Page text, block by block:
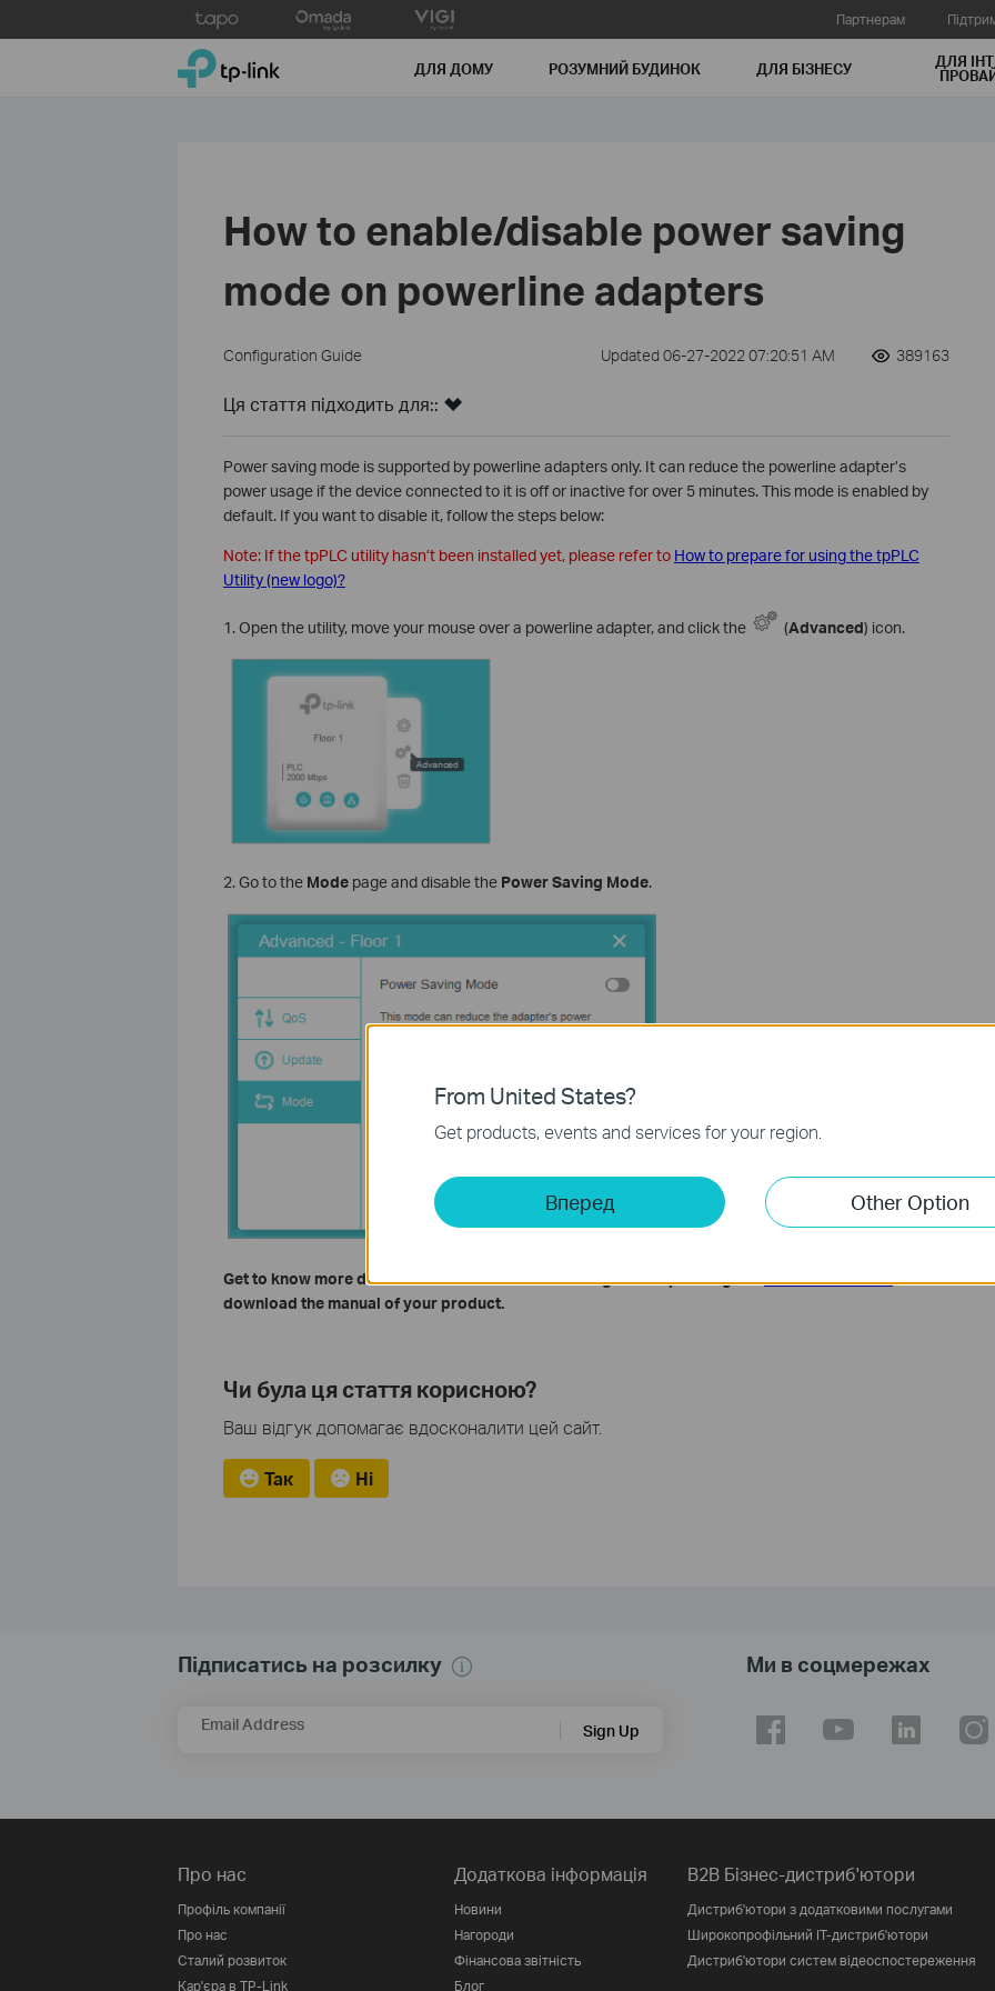
to
Партнерам
TP-Link, Reliably Smart ДЛЯ ДОМУ РОЗУМНИЙ БУДИНОК ДЛЯ БIЗНЕСУ ДЛЯ
How to enable/disable power saving
mode on powerline adapters
Configuration Guide Updated 06-27-2022 07:20:51 AM 389163
Ця стаття підходить для::
Power saving mode is supported by powerline adapters only. It can reduce the powerline adapter’s
power usage if the device connected to it is off or inactive for over 5 minutes. This mode is enabled by
default. If you want to disable it, follow the steps below:
Note: If the tpPLC utility hasn’t been installed yet, please refer to How to prepare for using the tpPLC
Utility (new logo)?
1. Open the utility, move your mouse over a powerline adapter, and click the (Advanced) icon.
2. Go to the Modepage and disable the Power Saving Mode.
Get to know more details of each function and configuration please go toDownload Centerto
download the manual of your product.
Чи була ця стаття корисною?
Ваш відгук допомагає вдосконалити цей сайт.
Так Ні
Підписатись на розсилку
Email Address Sign Up
Ми в соцмережах
Про нас
Профіль компанії
Про нас
Сталий розвиток
Кар'єра в TP-Link
Додаткова інформація
Новини
Нагороди
Фінансова звітність
Блог
B2B Бізнес-дистриб'ютори
Дистриб'ютори з додатковими послугами
Широкопрофільний IT-дистриб'ютори
Дистриб'ютори систем відеоспостереження
From United States?
Get products, events and services for your region.
Вперед Other Option